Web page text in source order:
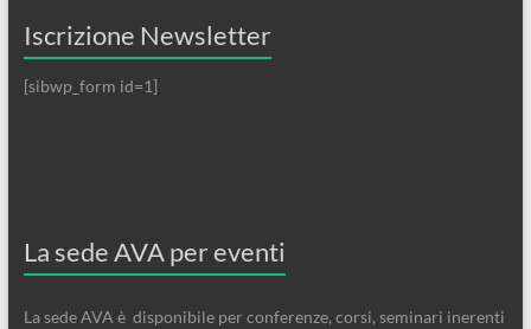
Iscrizione Newsletter
[sibwp_form id=1]
La sede AVA per eventi
La sede AVA è disponibile per conferenze, corsi, seminari inerenti